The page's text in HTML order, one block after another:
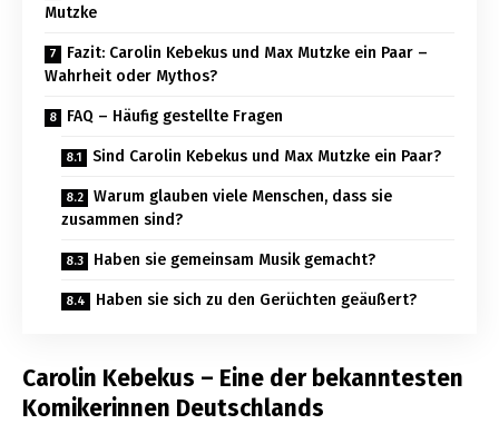
Mutzke
Fazit: Carolin Kebekus und Max Mutzke ein Paar –
Wahrheit oder Mythos?
FAQ – Häufig gestellte Fragen
Sind Carolin Kebekus und Max Mutzke ein Paar?
Warum glauben viele Menschen, dass sie
zusammen sind?
Haben sie gemeinsam Musik gemacht?
Haben sie sich zu den Gerüchten geäußert?
Carolin Kebekus – Eine der bekanntesten
Komikerinnen Deutschlands